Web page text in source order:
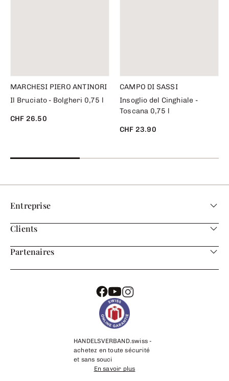
MARCHESI PIERO ANTINORI
Il Bruciato - Bolgheri 0,75 l
CHF 26.50
CAMPO DI SASSI
Insoglio del Cinghiale -
Toscana 0,75 l
CHF 23.90
Entreprise
Clients
Partenaires
HANDELSVERBAND.swiss -
achetez en toute sécurité
et sans souci
En savoir plus